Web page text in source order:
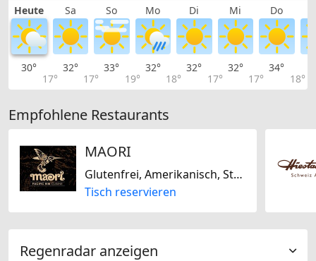
Heute Sa So Mo Di Mi Do
30°
17°
32°
17°
33°
19°
32°
18°
32°
17°
32°
17°
34°
18°
Empfohlene Restaurants
MAORI
Glutenfrei, Amerikanisch, Steakhouse, Japanisch
Tisch reservieren
Regenradar anzeigen